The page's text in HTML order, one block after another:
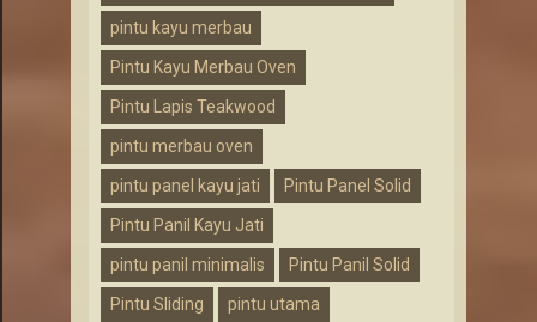
pintu kayu merbau
Pintu Kayu Merbau Oven
Pintu Lapis Teakwood
pintu merbau oven
pintu panel kayu jati Pintu Panel Solid
Pintu Panil Kayu Jati
pintu panil minimalis Pintu Panil Solid
Pintu Sliding pintu utama